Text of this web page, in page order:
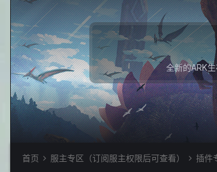
全新的ARK
首页 服主专区（订阅服主权限后可查看） 插件